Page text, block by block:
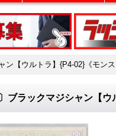
ン【ウルトラ】{P4-02}《モンス
ブラックマジシャン【